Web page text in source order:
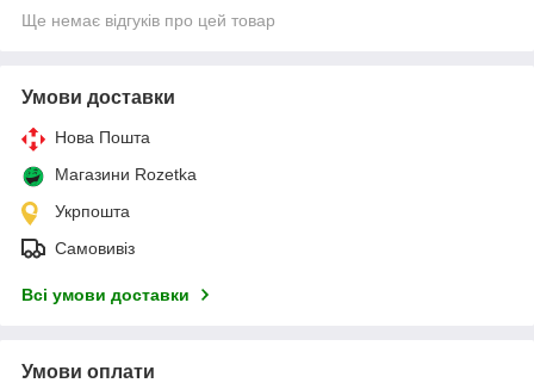
Ще немає відгуків про цей товар
Умови доставки
Нова Пошта
Магазини Rozetka
Укрпошта
Самовивіз
Всі умови доставки
Умови оплати